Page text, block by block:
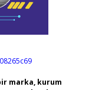
marka, kurum